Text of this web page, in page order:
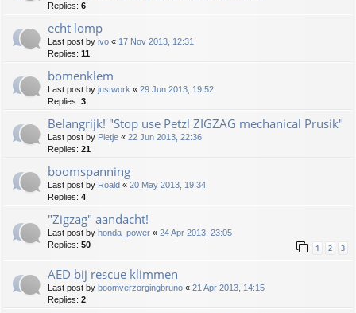
Replies: 6
echt lomp
Last post by ivo « 17 Nov 2013, 12:31
Replies: 11
bomenklem
Last post by justwork « 29 Jun 2013, 19:52
Replies: 3
Belangrijk! "Stop use Petzl ZIGZAG mechanical Prusik"
Last post by Pietje « 22 Jun 2013, 22:36
Replies: 21
boomspanning
Last post by Roald « 20 May 2013, 19:34
Replies: 4
"Zigzag" aandacht!
Last post by honda_power « 24 Apr 2013, 23:05
Replies: 50 1 2 3
AED bij rescue klimmen
Last post by boomverzorgingbruno « 21 Apr 2013, 14:15
Replies: 2